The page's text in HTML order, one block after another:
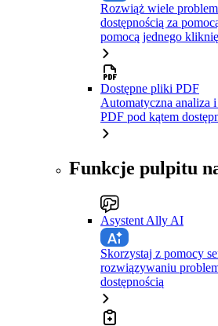
Rozwiąż wiele
dostępnością za
pomocą jednego
Dostępne pliki PDF
Automatyczna analiza
PDF pod kątem
Funkcje pulpitu
Asystent Ally AI
Skorzystaj z pomocy
rozwiązywaniu
dostępnością